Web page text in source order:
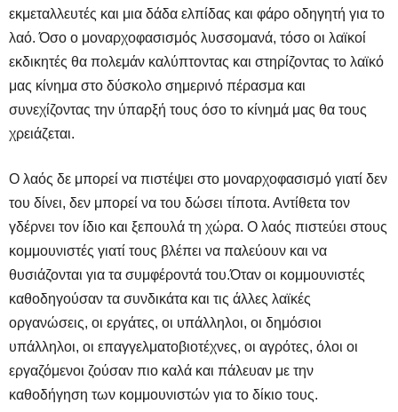
εκμεταλλευτές και μια δάδα ελπίδας και φάρο οδηγητή για το
λαό. Όσο ο μοναρχοφασισμός λυσσομανά, τόσο οι λαϊκοί
εκδικητές θα πολεμάν καλύπτοντας και στηρίζοντας το λαϊκό
μας κίνημα στο δύσκολο σημερινό πέρασμα και
συνεχίζοντας την ύπαρξή τους όσο το κίνημά μας θα τους
χρειάζεται.
Ο λαός δε μπορεί να πιστέψει στο μοναρχοφασισμό γιατί δεν
του δίνει, δεν μπορεί να του δώσει τίποτα. Αντίθετα τον
γδέρνει τον ίδιο και ξεπουλά τη χώρα. Ο λαός πιστεύει στους
κομμουνιστές γιατί τους βλέπει να παλεύουν και να
θυσιάζονται για τα συμφέροντά του.Όταν οι κομμουνιστές
καθοδηγούσαν τα συνδικάτα και τις άλλες λαϊκές
οργανώσεις, οι εργάτες, οι υπάλληλοι, οι δημόσιοι
υπάλληλοι, οι επαγγελματοβιοτέχνες, οι αγρότες, όλοι οι
εργαζόμενοι ζούσαν πιο καλά και πάλευαν με την
καθοδήγηση των κομμουνιστών για το δίκιο τους.